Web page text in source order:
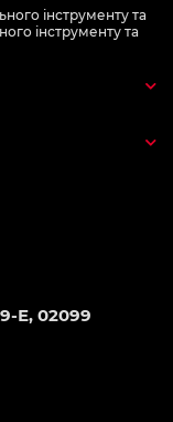
інструменту та
інструменту та
Е, 02099